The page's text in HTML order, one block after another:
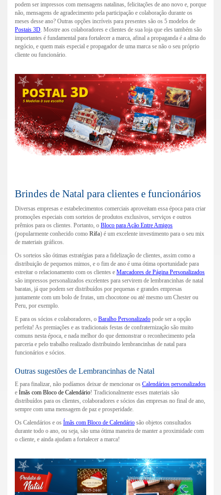
podem ser impressos com mensagens natalinas, felicitações de ano novo e, porque
não, mensagens de agradecimento pela participação e colaboração durante os
meses desse ano? Outras opções incríveis para presentes são os 5 modelos de
Postais 3D. Mostre aos colaboradores e clientes de sua loja que eles também são
importantes é fundamental para fortalecer a marca, afinal a propaganda é a alma do
negócio, e quem mais especial e propagador de uma marca se não o seu próprio
cliente ou funcionário.
Brindes de Natal para clientes e funcionários
Diversas empresas e estabelecimentos comerciais aproveitam essa época para criar
promoções especiais com sorteios de produtos exclusivos, serviços e outros
prêmios para os clientes. Portanto, o Bloco para Ação Entre Amigos
(popularmente conhecido como Rifa) é um excelente investimento para o seu mix
de materiais gráficos.
Os sorteios são ótimas estratégias para a fidelização de clientes, assim como a
distribuição de pequenos mimos, e o fim de ano é uma ótima oportunidade para
estreitar o relacionamento com os clientes e Marcadores de Página Personalizados
são impressos personalizados excelentes para servirem de lembrancinhas de natal
baratas, já que podem ser distribuídos por pequenas e grandes empresas
juntamente com um bolo de frutas, um chocotone ou até mesmo um Chester ou
Peru, por exemplo.
E para os sócios e colaboradores, o Baralho Personalizado pode ser a opção
perfeita! As premiações e as tradicionais festas de confraternização são muito
comuns nesta época, e nada melhor do que demonstrar o reconhecimento pela
parceria e pelo trabalho realizado distribuindo lembrancinhas de natal para
funcionários e sócios.
Outras sugestões de Lembrancinhas de Natal
E para finalizar, não podíamos deixar de mencionar os Calendários personalizados
e Ímãs com Bloco de Calendário! Tradicionalmente esses materiais são
distribuídos para os clientes, colaboradores e sócios das empresas no final de ano,
sempre com uma mensagem de paz e prosperidade.
Os Calendários e os Ímãs com Bloco de Calendário são objetos consultados
durante todo o ano, ou seja, são uma ótima maneira de manter a proximidade com
o cliente, e ainda ajudam a fortalecer a marca!